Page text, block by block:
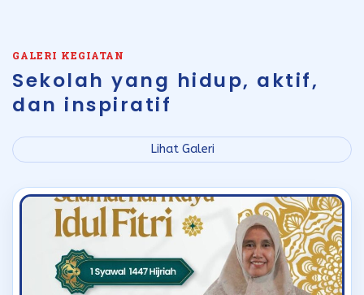
GALERI KEGIATAN
Sekolah yang hidup, aktif,
dan inspiratif
Lihat Galeri